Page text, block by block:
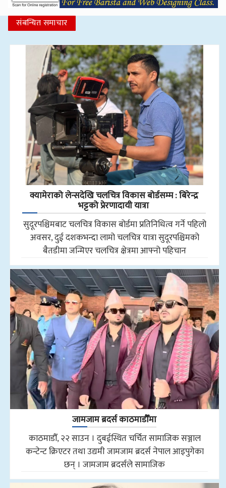
संबन्धित समाचार
क्यामेराको लेन्सदेखि चलचित्र विकास बोर्डसम्म : बिरेन्द्र
भट्टको प्रेरणादायी यात्रा
सुदूरपश्चिमबाट चलचित्र विकास बोर्डमा प्रतिनिधित्व गर्ने पहिलो
अवसर, दुई दशकभन्दा लामो चलचित्र यात्रा सुदूरपश्चिमको
बैतडीमा जन्मिएर चलचित्र क्षेत्रमा आफ्नो पहिचान
जामजाम ब्रदर्स काठमाडौँमा
काठमाडौँ, २२ साउन । दुबईस्थित चर्चित सामाजिक सञ्जाल
कन्टेन्ट क्रिएटर तथा उद्यमी जामजाम ब्रदर्स नेपाल आइपुगेका
छन् । जामजाम ब्रदर्सले सामाजिक